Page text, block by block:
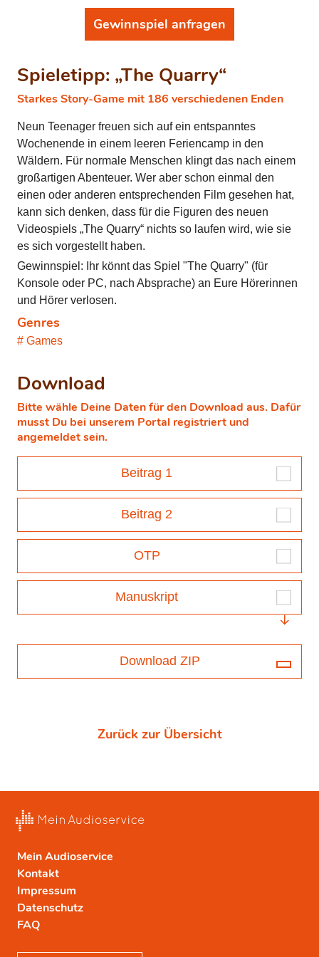
Gewinnspiel anfragen
Spieletipp: „The Quarry“
Starkes Story-Game mit 186 verschiedenen Enden
Neun Teenager freuen sich auf ein entspanntes
Wochenende in einem leeren Feriencamp in den
Wäldern. Für normale Menschen klingt das nach einem
großartigen Abenteuer. Wer aber schon einmal den
einen oder anderen entsprechenden Film gesehen hat,
kann sich denken, dass für die Figuren des neuen
Videospiels „The Quarry“ nichts so laufen wird, wie sie
es sich vorgestellt haben.
Gewinnspiel: Ihr könnt das Spiel "The Quarry" (für
Konsole oder PC, nach Absprache) an Eure Hörerinnen
und Hörer verlosen.
Genres
Games
Download
Bitte wähle Deine Daten für den Download aus. Dafür
musst Du bei unserem Portal registriert und
angemeldet sein.
Beitrag 1
Beitrag 2
OTP
Manuskript
Download ZIP
Zurück zur Übersicht
Mein Audioservice
Kontakt
Impressum
Datenschutz
FAQ